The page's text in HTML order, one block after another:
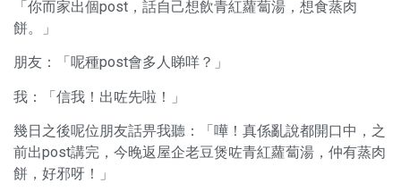
「你而家出個post，話自己想飲青紅蘿蔔湯，想食蒸肉
餅。」
朋友：「呢種post會多人睇咩？」
我：「信我！出咗先啦！」
幾日之後呢位朋友話畀我聽：「嘩！真係亂說都開口中，之
前出post講完，今晚返屋企老豆煲咗青紅蘿蔔湯，仲有蒸肉
餅，好邪呀！」